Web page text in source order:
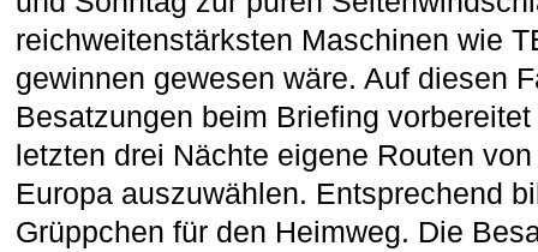
reichweitenstärksten Maschinen wie
gewinnen gewesen wäre. Auf diesen
Besatzungen beim Briefing
letzten drei Nächte eigene Routen
Europa auszuwählen. Entsprechend
Grüppchen für den Heimweg. Die